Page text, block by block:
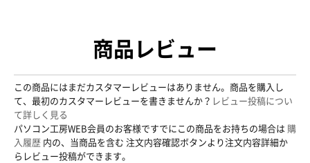
商品レビュー
この商品にはまだカスタマーレビューはありません。商品を購入し
て、最初のカスタマーレビューを書きませんか？ レビュー投稿につい
て詳しく見る
パソコン工房WEB会員のお客様ですでにこの商品をお持ちの場合は 購
入履歴 内の、当商品を含む 注文内容確認ボタンより注文内容詳細か
らレビュー投稿ができます。